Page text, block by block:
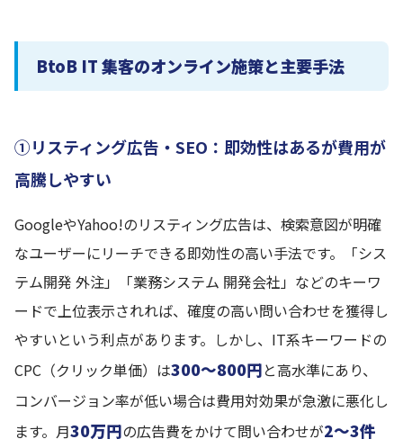
BtoB IT 集客のオンライン施策と主要手法
①リスティング広告・SEO：即効性はあるが費用が
高騰しやすい
GoogleやYahoo!のリスティング広告は、検索意図が明確
なユーザーにリーチできる即効性の高い手法です。「シス
テム開発 外注」「業務システム 開発会社」などのキーワ
ードで上位表示されれば、確度の高い問い合わせを獲得し
やすいという利点があります。しかし、IT系キーワードの
CPC（クリック単価）は300〜800円と高水準にあり、
コンバージョン率が低い場合は費用対効果が急激に悪化し
ます。月30万円の広告費をかけて問い合わせが2〜3件